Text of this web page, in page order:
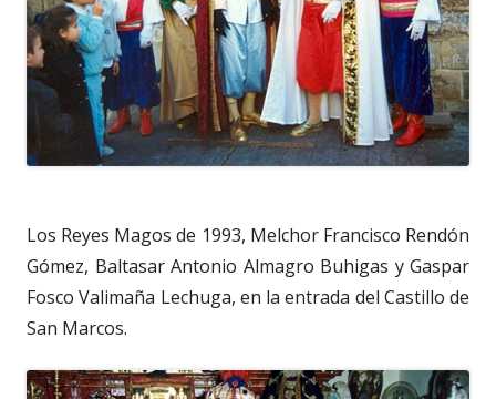
Los Reyes Magos de 1993, Melchor Francisco Rendón
Gómez, Baltasar Antonio Almagro Buhigas y Gaspar
Fosco Valimaña Lechuga, en la entrada del Castillo de
San Marcos.